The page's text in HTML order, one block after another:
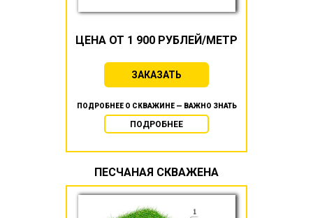
ЦЕНА ОТ 1 900 РУБЛЕЙ/МЕТР
ЗАКАЗАТЬ
ПОДРОБНЕЕ О СКВАЖИНЕ — ВАЖНО ЗНАТЬ
ПОДРОБНЕЕ
ПЕСЧАНАЯ СКВАЖЕНА